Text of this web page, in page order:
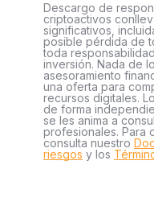
Descargo de
criptoactivos
significativos,
posible pérdida de
toda
inversión. Nada de
asesoramiento
una oferta para
recursos digitales.
de forma
se les anima a
profesionales. Para
consulta nuestro
riesgos y los